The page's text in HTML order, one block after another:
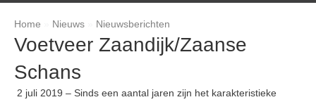
Home Nieuws Nieuwsberichten
Voetveer Zaandijk/Zaanse
Schans
2 juli 2019 – Sinds een aantal jaren zijn het karakteristieke